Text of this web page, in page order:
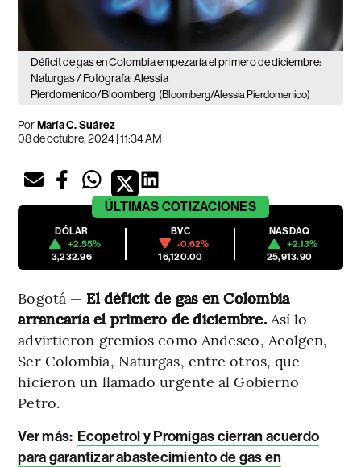
Déficit de gas en Colombia empezaría el primero de diciembre:
Naturgas / Fotógrafa: Alessia
Pierdomenico/Bloomberg (Bloomberg/Alessia Pierdomenico)
PorMaría C. Suárez
08 de octubre, 2024 | 11:34 AM
ÚLTIMAS COTIZACIONES
DÓLAR
+2.55%
3,232.96
BVC
-0.62%
16,120.00
NASDAQ
+2.13%
25,913.90
Bogotá — El déficit de gas en Colombia
arrancaría el primero de diciembre.Así lo
advirtieron gremios como Andesco, Acolgen,
Ser Colombia, Naturgas, entre otros, que
hicieron un llamado urgente al Gobierno
Petro.
Ver más: Ecopetrol y Promigas cierran acuerdo
para garantizar abastecimiento de gas en